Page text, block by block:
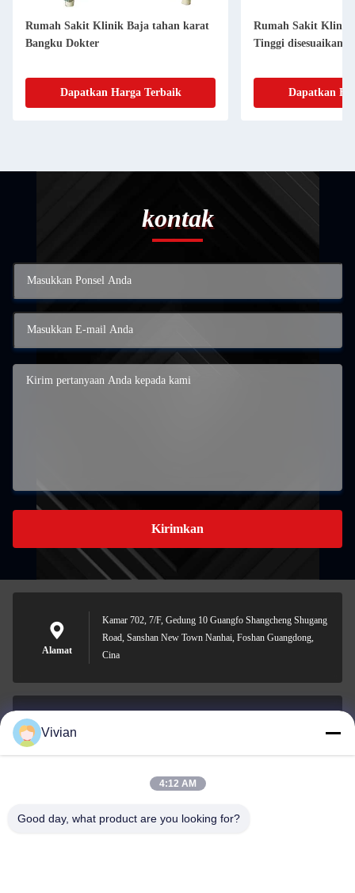
Rumah Sakit Klinik Baja tahan karat
Bangku Dokter
Dapatkan Harga Terbaik
Rumah Sakit Klinik
Tinggi disesuaikan
Dapatkan
kontak
Kirimkan
Alamat
Kamar 702, 7/F, Gedung 10 Guangfo Shangcheng Shugang
Road, Sanshan New Town Nanhai, Foshan Guangdong,
Cina
0086-158-1879-0524
Vivian
4:12 AM
Good day, what product are you looking for?